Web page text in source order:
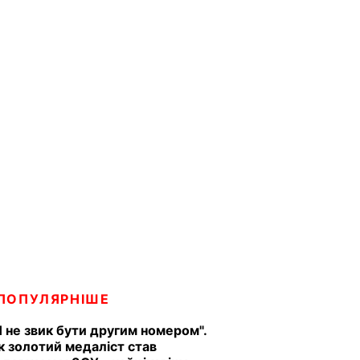
не звик бути другим номером".
золотий медаліст став